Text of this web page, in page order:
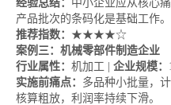
经验总结： 中小企业应从核心
产品批次的条码化是基础工作。
推荐指数： ★★★★☆
案例三：机械零部件制造企业
行业属性： 机加工 | 企业规模：
实施前痛点： 多品种小批量，
核算粗放，利润率持续下滑。